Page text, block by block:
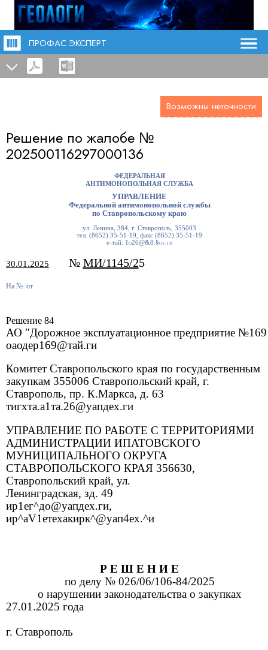
ПРОФАС.ЭКСПЕРТ
Возможны неточности
Решение по жалобе №
202500116297000136
ФЕДЕРАЛЬНАЯ
АНТИМОНОПОЛЬНАЯ СЛУЖБА
УПРАВЛЕНИЕ
Федеральной антимонопольной службы
по Ставропольскому краю
ул. Ленина, 384, г. Ставрополь, 355003
тел. (8652) 35-51-19, факс (8652) 35-51-19
е-тай: 1о26@&8.§оу.гп
30.01.2025 № МИ/1145/25
На № от
Решение 84
АО "Дорожное эксплуатационное предприятие №169
оаодер169@тай.ги
Комитет Ставропольского края по государственным
закупкам 355006 Ставропольский край, г.
Ставрополь, пр. К.Маркса, д. 63
тигхта.а1та.26@уапдех.ги
УПРАВЛЕНИЕ ПО РАБОТЕ С ТЕРРИТОРИЯМИ
АДМИНИСТРАЦИИ ИПАТОВСКОГО
МУНИЦИПАЛЬНОГО ОКРУГА
СТАВРОПОЛЬСКОГО КРАЯ 356630,
Ставропольский край, ул.
Ленинградская, зд. 49
ир1ег^до@уапдех.ги,
ир^аV1етеxакирк^@уап4еx.^и
Р Е Ш Е Н И Е
по делу № 026/06/106-84/2025
о нарушении законодательства о закупках
27.01.2025 года
г. Ставрополь